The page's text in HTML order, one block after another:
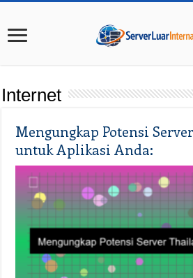
Internet
Mengungkap Potensi
untuk Aplikasi Anda: